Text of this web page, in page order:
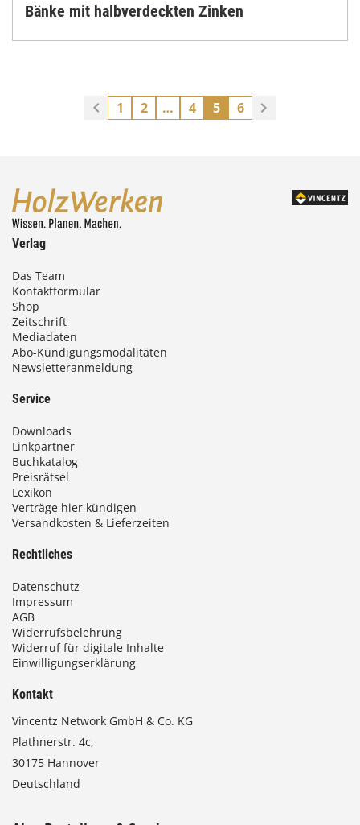
Bänke mit halbverdeckten Zinken
1 2 … 4 5 6
Verlag
Das Team
Kontaktformular
Shop
Zeitschrift
Mediadaten
Abo-Kündigungsmodalitäten
Newsletteranmeldung
Service
Downloads
Linkpartner
Buchkatalog
Preisrätsel
Lexikon
Verträge hier kündigen
Versandkosten & Lieferzeiten
Rechtliches
Datenschutz
Impressum
AGB
Widerrufsbelehrung
Widerruf für digitale Inhalte
Einwilligungserklärung
Kontakt
Vincentz Network GmbH & Co. KG
Plathnerstr. 4c,
30175 Hannover
Deutschland